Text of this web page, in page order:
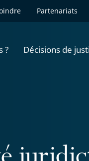
Partenariats
? Décisions de